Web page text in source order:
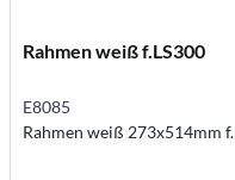
Rahmen weiß f.LS300
E8085
Rahmen weiß 273x514mm